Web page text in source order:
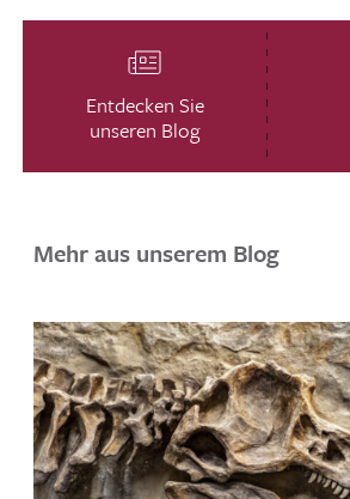
Entdecken Sie
unseren Blog
Mehr aus unserem Blog